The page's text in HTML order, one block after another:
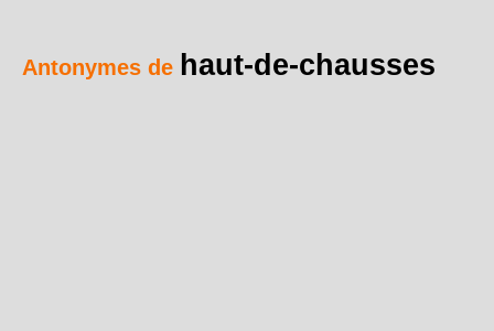
Antonymes de haut-de-chausses